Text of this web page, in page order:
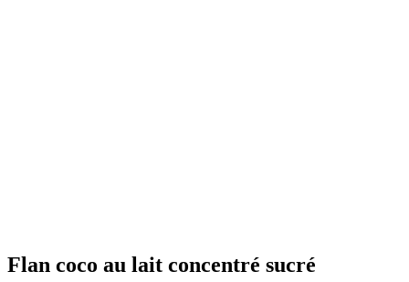
Flan coco au lait concentré sucré